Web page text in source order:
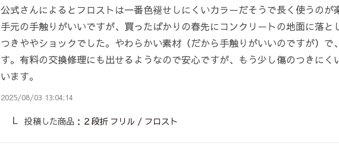
公式さんによるとフロストは一番色褪せしにくいカラーだそうで長く使うのが
手元の手触りがいいですが、買ったばかりの春先にコンクリートの地面に落と
つきややショックでした。やわらかい素材（だから手触りがいいのですが）で
す。有料の交換修理にも出せるようなので安心ですが、もう少し傷のつきにく
います。
2025/08/03 13:04:14
投稿した商品： ２段折 フリル / フロスト